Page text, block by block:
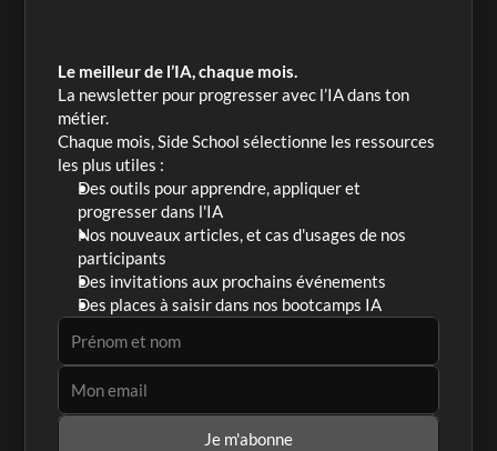
Le meilleur de l’IA, chaque mois.
La newsletter pour progresser avec l’IA dans ton
métier.
Chaque mois, Side School sélectionne les ressources
les plus utiles :
Des outils pour apprendre, appliquer et
progresser dans l'IA
Nos nouveaux articles, et cas d'usages de nos
participants
Des invitations aux prochains événements
Des places à saisir dans nos bootcamps IA
Je m'abonne